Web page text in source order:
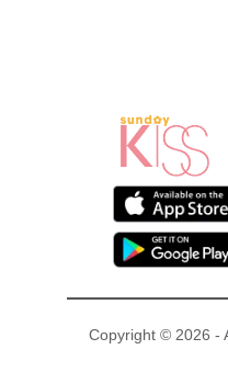
Copyright © 2026 -